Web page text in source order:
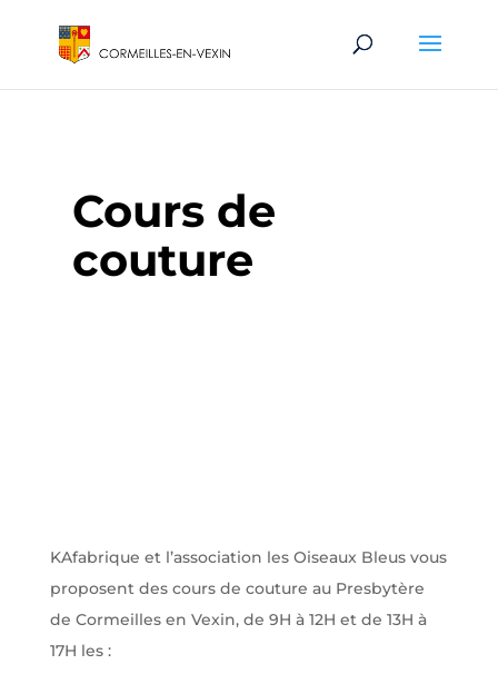
Cours de
couture
KAfabrique et l’association les Oiseaux Bleus vous
proposent des cours de couture au Presbytère
de Cormeilles en Vexin, de 9H à 12H et de 13H à
17H les :